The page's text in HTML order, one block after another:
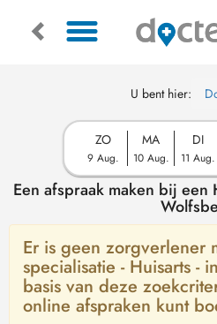
U bent hier:
ZO
9 Aug.
MA
10 Aug.
DI
11 Aug.
Een afspraak maken bij
Er is geen zorgverlener
specialisatie - Huisarts -
basis van deze
online afspraken kunt